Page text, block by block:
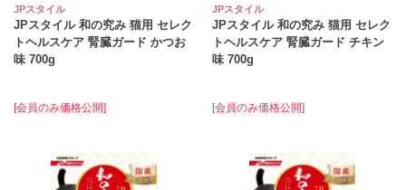
JPスタイル
JPスタイル 和の究み 猫用 セレク
トヘルスケア 腎臓ガード かつお
味 700g
[会員のみ価格公開]
JPスタイル
JPスタイル 和の究み 猫用 セレク
トヘルスケア 腎臓ガード チキン
味 700g
[会員のみ価格公開]